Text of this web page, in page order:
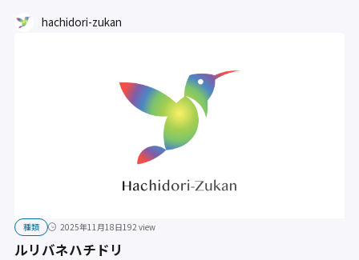
hachidori-zukan
種類 2025年11月18日192 view
ルリバネハチドリ